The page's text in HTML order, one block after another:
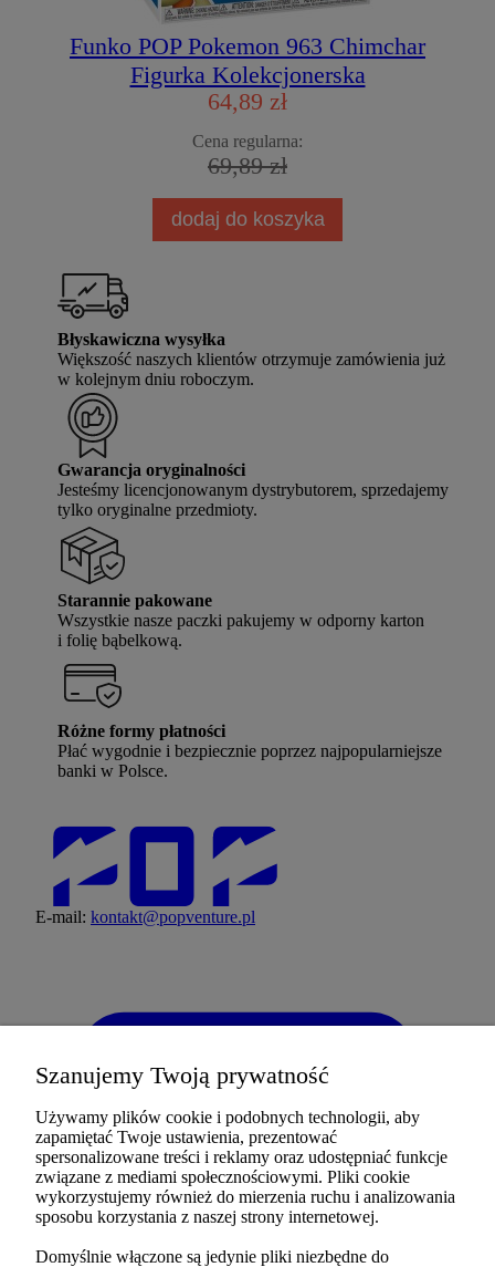
Funko POP Pokemon 963 Chimchar
Figurka Kolekcjonerska
64,89 zł
Cena regularna:
69,89 zł
dodaj do koszyka
Błyskawiczna wysyłka
Większość naszych klientów otrzymuje zamówienia już
w kolejnym dniu roboczym.
Gwarancja oryginalności
Jesteśmy licencjonowanym dystrybutorem, sprzedajemy
tylko oryginalne przedmioty.
Starannie pakowane
Wszystkie nasze paczki pakujemy w odporny karton
i folię bąbelkową.
Różne formy płatności
Płać wygodnie i bezpiecznie poprzez najpopularniejsze
banki w Polsce.
E-mail: kontakt@popventure.pl
Szanujemy Twoją prywatność
Używamy plików cookie i podobnych technologii, aby
zapamiętać Twoje ustawienia, prezentować
spersonalizowane treści i reklamy oraz udostępniać funkcje
związane z mediami społecznościowymi. Pliki cookie
wykorzystujemy również do mierzenia ruchu i analizowania
sposobu korzystania z naszej strony internetowej.
Domyślnie włączone są jedynie pliki niezbędne do